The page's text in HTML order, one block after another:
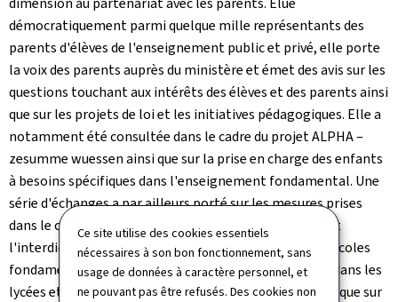
Ce site utilise des cookies essentiels
nécessaires à son bon fonctionnement, sans
usage de données à caractère personnel, et
ne pouvant pas être refusés. Des cookies non
démocratiquement parmi quelque mille représentants des
parents d'élèves de l'enseignement public et privé, elle porte
la voix des parents auprès du ministère et émet des avis sur les
questions touchant aux intérêts des élèves et des parents ainsi
que sur les projets de loi et les initiatives pédagogiques. Elle a
notamment été consultée dans le cadre du projet ALPHA –
zesumme wuessen ainsi que sur la prise en charge des enfants
à besoins spécifiques dans l'enseignement fondamental. Une
série d'échanges a par ailleurs porté sur les mesures prises
dans le cadre de la stratégie Screen-Life-Balance (dont
l'interdiction de l'utilisation du smartphone dans les écoles
fondamentales, la réglementation de son utilisation dans les
lycées et la promotion des activités analogiques) ainsi que sur